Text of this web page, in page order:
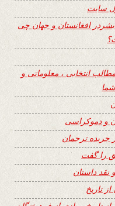
سایت
افغانستان و جهان چی
انتخابی ، معلوماتی و
و دموکراسی
جریده ترجمان
را گفت
داستان
تاریخ